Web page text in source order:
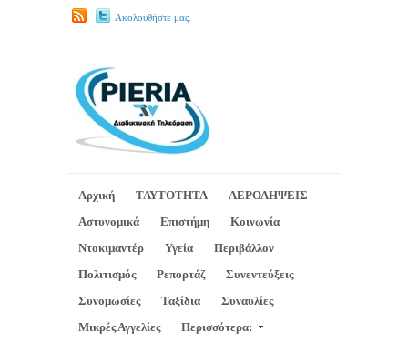
Ακολουθήστε μας.
Αρχική ΤΑΥΤΟΤΗΤΑ
ΑΕΡΟΛΗΨΕΙΣ
Αστυνομικά
Επιστήμη
Κοινωνία
Ντοκιμαντέρ
Υγεία
Περιβάλλον
Πολιτισμός
Ρεπορτάζ
Συνεντεύξεις
Συνομωσίες
Ταξίδια
Συναυλίες
Μικρές Αγγελίες
Περισσότερα: